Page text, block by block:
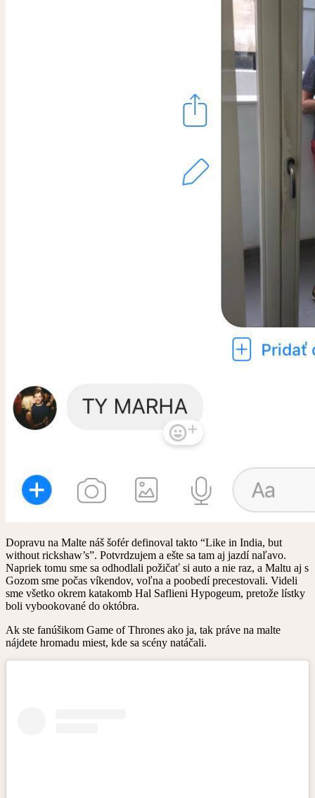
Dopravu na Malte náš šofér definoval takto “Like in India, but
without rickshaw’s”. Potvrdzujem a ešte sa tam aj jazdí naľavo.
Napriek tomu sme sa odhodlali požičať si auto a nie raz, a Maltu aj s
Gozom sme počas víkendov, voľna a poobedí precestovali. Videli
sme všetko okrem katakomb Hal Saflieni Hypogeum, pretože lístky
boli vybookované do októbra.
Ak ste fanúšikom Game of Thrones ako ja, tak práve na malte
nájdete hromadu miest, kde sa scény natáčali.